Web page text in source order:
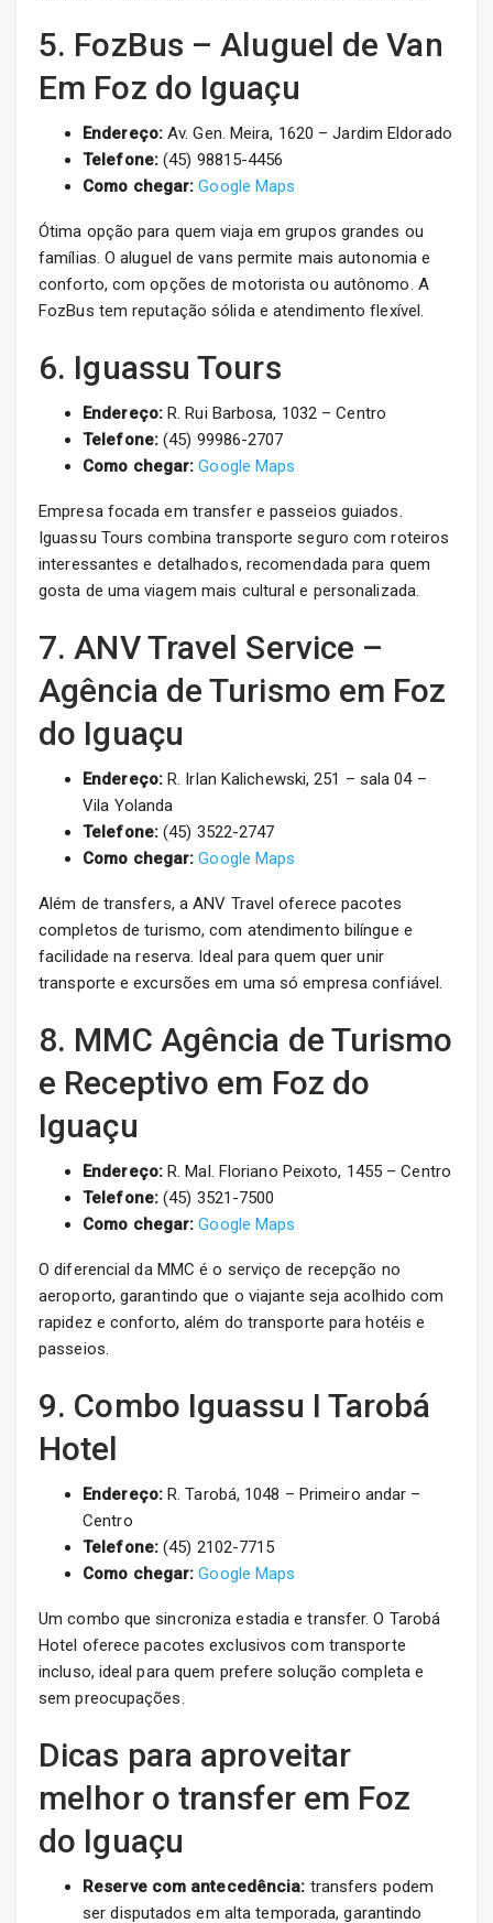
5. FozBus – Aluguel de Van
Em Foz do Iguaçu
Endereço:Av. Gen. Meira, 1620 – Jardim Eldorado
Telefone:(45) 98815-4456
Como chegar: Google Maps
Ótima opção para quem viaja em grupos grandes ou
famílias. O aluguel de vans permite mais autonomia e
conforto, com opções de motorista ou autônomo. A
FozBus tem reputação sólida e atendimento flexível.
6. Iguassu Tours
Endereço:R. Rui Barbosa, 1032 – Centro
Telefone:(45) 99986-2707
Como chegar: Google Maps
Empresa focada em transfer e passeios guiados.
Iguassu Tours combina transporte seguro com roteiros
interessantes e detalhados, recomendada para quem
gosta de uma viagem mais cultural e personalizada.
7. ANV Travel Service –
Agência de Turismo em Foz
do Iguaçu
Endereço:R. Irlan Kalichewski, 251 – sala 04 –
Vila Yolanda
Telefone:(45) 3522-2747
Como chegar: Google Maps
Além de transfers, a ANV Travel oferece pacotes
completos de turismo, com atendimento bilíngue e
facilidade na reserva. Ideal para quem quer unir
transporte e excursões em uma só empresa confiável.
8. MMC Agência de Turismo
e Receptivo em Foz do
Iguaçu
Endereço:R. Mal. Floriano Peixoto, 1455 – Centro
Telefone:(45) 3521-7500
Como chegar: Google Maps
O diferencial da MMC é o serviço de recepção no
aeroporto, garantindo que o viajante seja acolhido com
rapidez e conforto, além do transporte para hotéis e
passeios.
9. Combo Iguassu I Tarobá
Hotel
Endereço:R. Tarobá, 1048 – Primeiro andar –
Centro
Telefone:(45) 2102-7715
Como chegar: Google Maps
Um combo que sincroniza estadia e transfer. O Tarobá
Hotel oferece pacotes exclusivos com transporte
incluso, ideal para quem prefere solução completa e
sem preocupações.
Dicas para aproveitar
melhor o transfer em Foz
do Iguaçu
Reserve com antecedência: transfers podem
ser disputados em alta temporada, garantindo